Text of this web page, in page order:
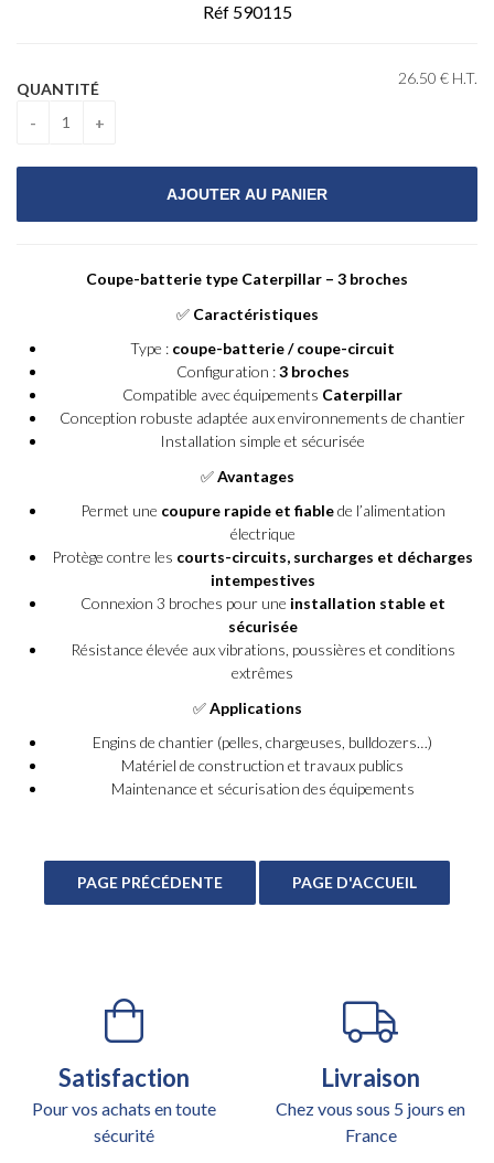
Réf 590115
26.50 € H.T.
QUANTITÉ
Coupe-batterie type Caterpillar – 3 broches
✅ Caractéristiques
Type : coupe-batterie / coupe-circuit
Configuration :3 broches
Compatible avec équipements Caterpillar
Conception robuste adaptée aux environnements de chantier
Installation simple et sécurisée
✅Avantages
Permet une coupure rapide et fiablede l’alimentation
électrique
Protège contre les courts-circuits, surcharges et décharges
intempestives
Connexion 3 broches pour une installation stable et
sécurisée
Résistance élevée aux vibrations, poussières et conditions
extrêmes
✅Applications
Engins de chantier (pelles, chargeuses, bulldozers…)
Matériel de construction et travaux publics
Maintenance et sécurisation des équipements
Satisfaction
Pour vos achats en toute
sécurité
Livraison
Chez vous sous 5 jours en
France